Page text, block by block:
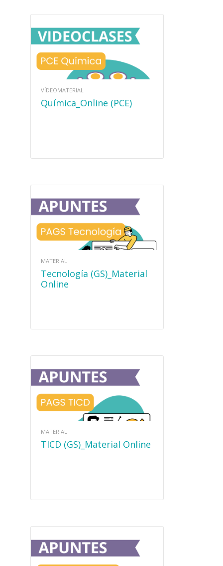
VÍDEOMATERIAL
Química_Online (PCE)
MATERIAL
Tecnología (GS)_Material
Online
MATERIAL
TICD (GS)_Material Online